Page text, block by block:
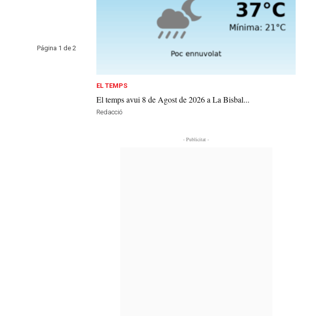
Página 1 de 2
EL TEMPS
El temps avui 8 de Agost de 2026 a La Bisbal...
Redacció
- Publicitat -